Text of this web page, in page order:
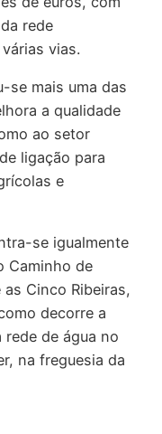
rede
vias.
se mais uma das
a qualidade
ao setor
ligação para
e
se igualmente
Caminho de
Cinco Ribeiras,
decorre a
de água no
na freguesia da